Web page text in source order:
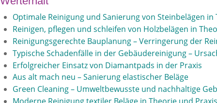
Optimale Reinigung und Sanierung von Steinbelägen in
Reinigen, pflegen und schleifen von Holzbelägen in
Reinigungsgerechte Bauplanung – Verringerung der
Typische Schadenfälle in der Gebäudereinigung –
Erfolgreicher Einsatz von Diamantpads in der Praxis
Aus alt mach neu – Sanierung elastischer Beläge
Green Cleaning – Umweltbewusste und nachhaltige